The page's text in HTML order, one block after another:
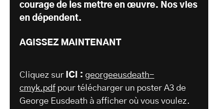
courage de les mettre en œuvre. Nos vies
en dépendent.
AGISSEZ MAINTENANT
Cliquez sur ICI : georgeeusdeath-
cmyk.pdf pour télécharger un poster A3 de
George Eusdeath à afficher où vous voulez.